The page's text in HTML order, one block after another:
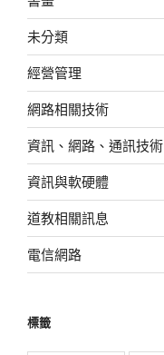
未分類
經營管理
網路相關技術
資訊、網路、通訊技術
資訊與軟硬體
道教相關訊息
電信網路
標籤